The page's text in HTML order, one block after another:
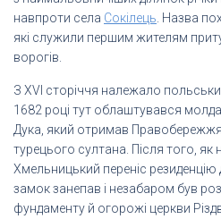
навпроти села Сокілець . Назва
які служили першим жителям
ворогів.
З XVI сторіччя належало
1682 році тут облаштувався
Дука, який отримав Правобережжя
турецього султана. Після того, як
Хмельницький переніс
замок занепав і незабаром був
фундаменту й огорожі церкви